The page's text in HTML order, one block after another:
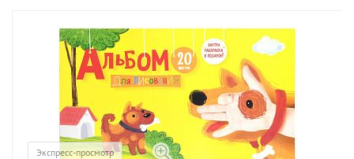
Экспресс-просмотр